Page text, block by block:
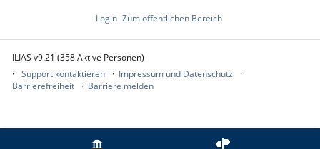
Login Zum öffentlichen Bereich
ILIAS v9.21 (358 Aktive Personen)
Support kontaktieren
Impressum und Datenschutz
Barrierefreiheit
Barriere melden